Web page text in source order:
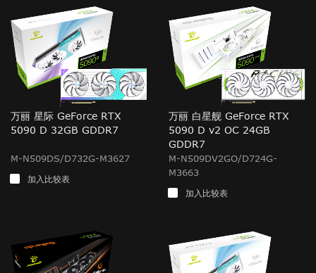
万丽 星际 GeForce RTX
5090 D 32GB GDDR7
M-N509DS/D732G-M3627
加入比较表
万丽 白星舰 GeForce RTX
5090 D v2 OC 24GB
GDDR7
M-N509DV2GO/D724G-
M3663
加入比较表